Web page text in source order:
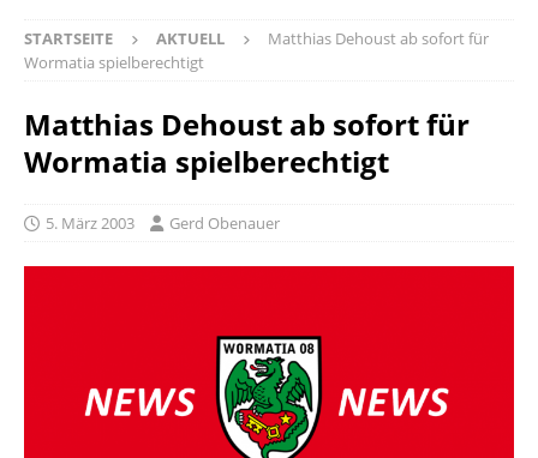
STARTSEITE AKTUELL
Matthias Dehoust ab sofort für
Wormatia spielberechtigt
Matthias Dehoust ab sofort für
Wormatia spielberechtigt
5. März 2003 Gerd Obenauer